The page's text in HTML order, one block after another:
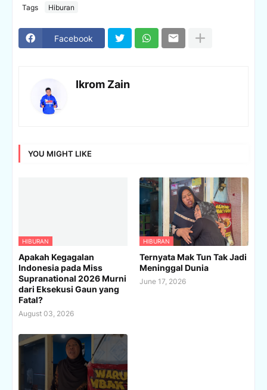
Tags Hiburan
Facebook
Ikrom Zain
YOU MIGHT LIKE
HIBURAN
Apakah Kegagalan
Indonesia pada Miss
Supranational 2026 Murni
dari Eksekusi Gaun yang
Fatal?
August 03, 2026
HIBURAN
Ternyata Mak Tun Tak Jadi
Meninggal Dunia
June 17, 2026